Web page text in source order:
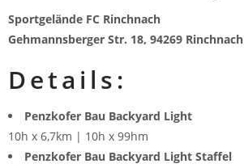
Sportgelände FC Rinchnach
Gehmannsberger Str. 18, 94269 Rinchnach
Details:
Penzkofer Bau Backyard Light
10h x 6,7km | 10h x 99hm
Penzkofer Bau Backyard Light Staffel